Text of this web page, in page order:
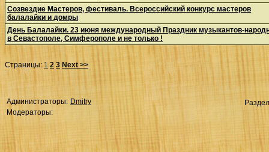
Созвездие Мастеров, фестиваль. Всероссийский конкурс мастеров
балалайки и домры
День Балалайки. 23 июня международный Праздник музыкантов-
в Севастополе, Симферополе и не только !
Страницы:1 2 3 Next >>
Администраторы: Dmitry
Модераторы: